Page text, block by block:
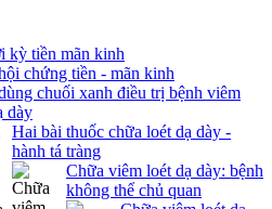
kỳ tiền mãn kinh
chứng tiền - mãn kinh
chuối xanh điều trị bệnh viêm
dày
Hai bài thuốc chữa loét dạ dày -
hành tá tràng
Chữa viêm loét dạ dày: bệnh
không thể chủ quan